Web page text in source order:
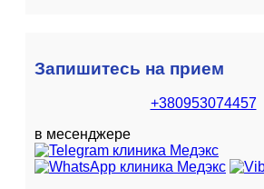
Запишитесь на прием
+380953074457
в месенджере